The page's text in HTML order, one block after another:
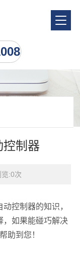
控制器
:0次
控制器的知识，
，如果能碰巧解决
助到您！